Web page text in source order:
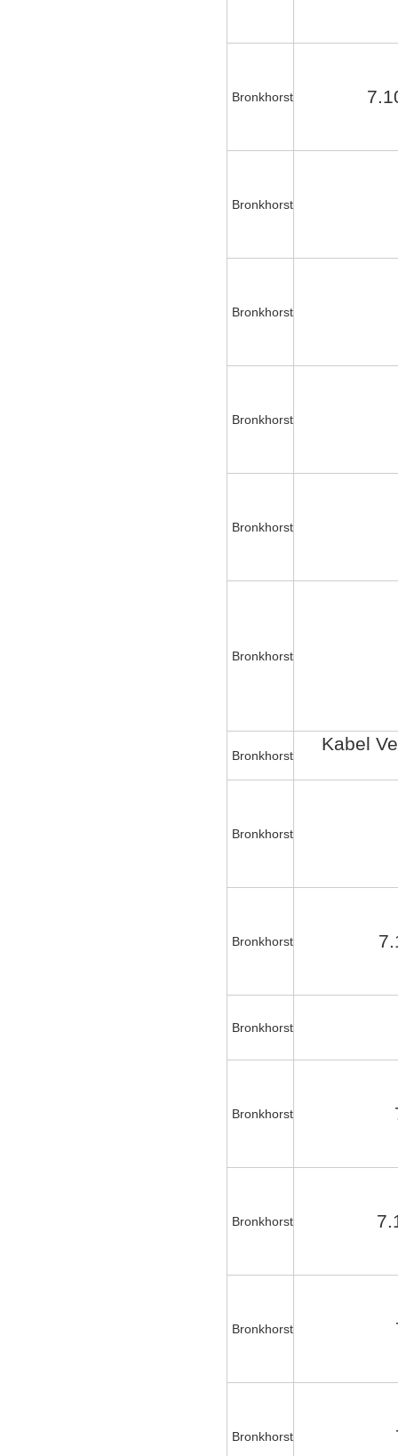
Bronkhorst
Bronkhorst
Bronkhorst
Bronkhorst
Bronkhorst
Bronkhorst
Bronkhorst
Kabel
Bronkhorst
Bronkhorst
Bronkhorst
Bronkhorst
Bronkhorst
Bronkhorst
Bronkhorst